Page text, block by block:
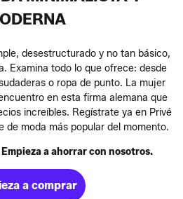
desestructurado y no tan básico,
Examina todo lo que ofrece: desde
o ropa de punto. La mujer
en esta firma alemana que
increíbles. Regístrate ya en Privé
de moda más popular del momento.
a ahorrar con nosotros.
a comprar